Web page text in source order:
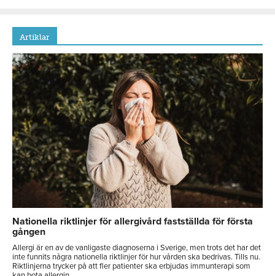
Artiklar
Nationella riktlinjer för allergivård fastställda för första
gången
Allergi är en av de vanligaste diagnoserna i Sverige, men trots det har det
inte funnits några nationella riktlinjer för hur vården ska bedrivas. Tills nu.
Riktlinjerna trycker på att fler patienter ska erbjudas immunterapi som